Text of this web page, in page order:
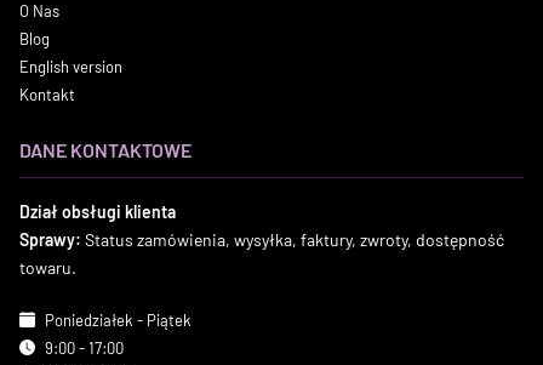
O Nas
Blog
English version
Kontakt
DANE KONTAKTOWE
Dział obsługi klienta
Sprawy: Status zamówienia, wysyłka, faktury, zwroty, dostępność
towaru.
Poniedziałek - Piątek
9:00 - 17:00